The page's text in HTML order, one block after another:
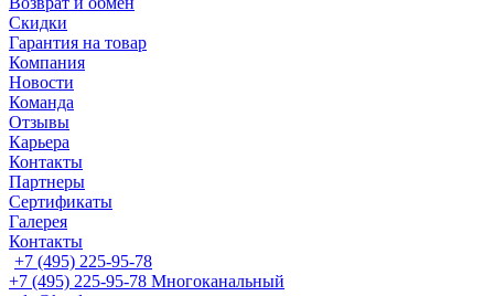
Скидки
Гарантия на товар
Компания
Новости
Команда
Отзывы
Карьера
Контакты
Партнеры
Сертификаты
Галерея
Контакты
+7 (495) 225-95-78
+7 (495) 225-95-78 Многоканальный